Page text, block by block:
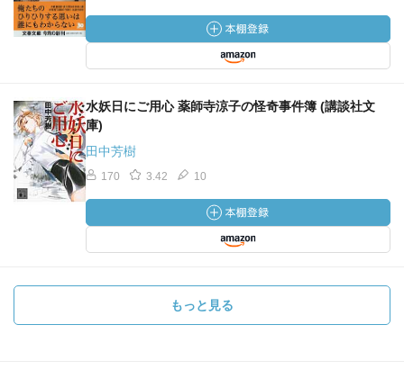
水妖日にご用心 薬師寺涼子の怪奇事件簿 (講談社文
庫)
田中芳樹
170 3.42 10
もっと見る